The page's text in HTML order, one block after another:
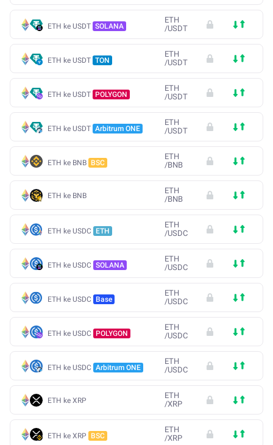
ETH ke USDT SOLANA
ETH
/USDT
ETH ke USDT TON
ETH
/USDT
ETH ke USDT POLYGON
ETH
/USDT
ETH ke USDT Arbitrum ONE
ETH
/USDT
ETH ke BNB BSC
ETH
/BNB
ETH ke BNB
ETH
/BNB
ETH ke USDC ETH
ETH
/USDC
ETH ke USDC SOLANA
ETH
/USDC
ETH ke USDC Base
ETH
/USDC
ETH ke USDC POLYGON
ETH
/USDC
ETH ke USDC Arbitrum ONE
ETH
/USDC
ETH ke XRP
ETH
/XRP
ETH ke XRP BSC
ETH
/XRP